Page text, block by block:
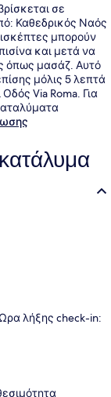
σε
Καθεδρικός Ναός
μπορούν
και μετά να
όπως μασάζ. Αυτό
μόλις 5 λεπτά
Via Roma. Για
λήξης check-in: